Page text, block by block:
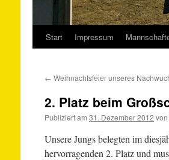
Springe
Inhalt
Start Impressum
← Weihnachtsfeier unseres
2. Platz beim
Publiziert am 31. Dezember 2012 von
Unsere Jungs belegten im
hervorragenden 2. Platz und